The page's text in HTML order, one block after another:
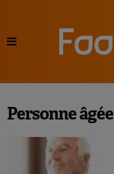
Personne âgée